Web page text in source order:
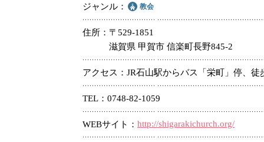
ジャンル 教会
住所
〒529-1851
滋賀県 甲賀市 信楽町長野845-2
アクセス JR石山駅からバス「栄町」停、徒
TEL 0748-82-1059
WEBサイト http://shigarakichurch.org/